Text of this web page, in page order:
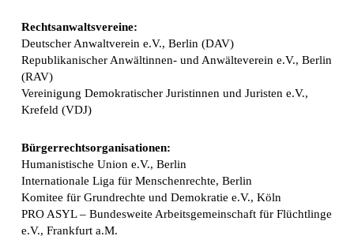
Rechtsanwaltsvereine:
Deutscher Anwaltverein e.V., Berlin (DAV)
Republikanischer Anwältinnen- und Anwälteverein e.V., Berlin
(RAV)
Vereinigung Demokratischer Juristinnen und Juristen e.V.,
Krefeld (VDJ)
Bürgerrechtsorganisationen:
Humanistische Union e.V., Berlin
Internationale Liga für Menschenrechte, Berlin
Komitee für Grundrechte und Demokratie e.V., Köln
PRO ASYL – Bundesweite Arbeitsgemeinschaft für Flüchtlinge
e.V., Frankfurt a.M.